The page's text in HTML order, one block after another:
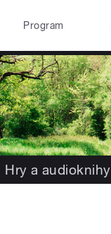
Program
Hry a audioknihy